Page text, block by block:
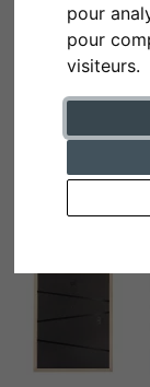
pour
pour
visiteurs.